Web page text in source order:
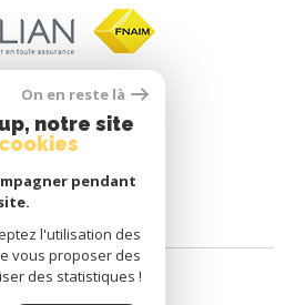
On en reste là
notre site
pendant
l'utilisation des
vous proposer des
des statistiques !